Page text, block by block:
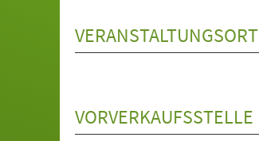
VERANSTALTUNGSORT
VORVERKAUFSSTELLE